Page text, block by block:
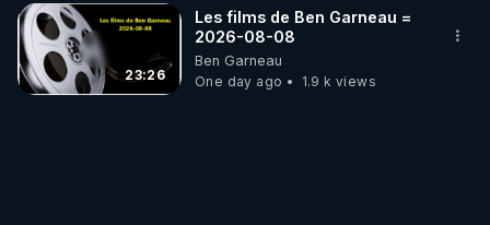
23:26
Les films de Ben Garneau =
2026-08-08
Ben Garneau
One day ago
1.9 k views